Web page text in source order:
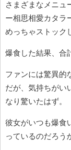
さまざまなメニュ
ー相思相愛カタラ
めっちゃストック
爆食した結果、合
ファンには驚異的
だが、気持ちがい
なり驚いたはず。
彼女がいつも爆食
っているのだろう